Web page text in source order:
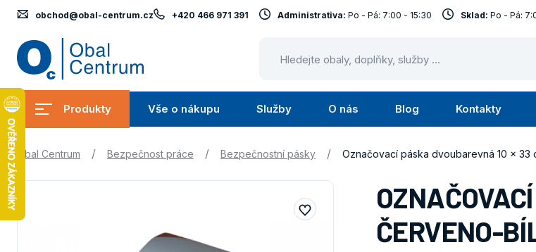
Produkty
Submenu
Produkty
Vše o nákupu
Submenu
Vše
Služby
Submenu
Služby
O nás
Submenu
Blog Kontakty
obchod@obal-centrum.cz +420 466 971 391 Administrativa: Po - Pá: 7:00 - 15:30 Sklad: Po - Pá:
Obal Centrum / Bezpečnost práce / Bezpečnostní pásky / Označovací páska dvoubarevná 10 x 33
ČERVENO-